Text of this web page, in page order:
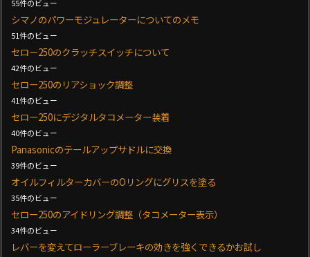
55件のビュー
シマノのパワーモジュレーターについてのメモ
51件のビュー
セロー250のクラッチスイッチについて
42件のビュー
セロー250のリアショック調整
41件のビュー
セロー250にデジタルタコメーター装着
40件のビュー
Panasonicのテールアップサドルに交換
39件のビュー
オイルフィルターカバーのOリングにグリスを塗る
35件のビュー
セロー250のアイドリング調整（タコメーター表示）
34件のビュー
レバーを変えてローラーブレーキの効きを強くできるかお試し